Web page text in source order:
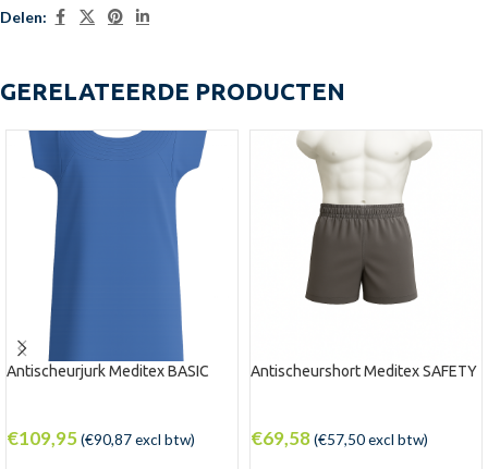
Delen:
GERELATEERDE PRODUCTEN
Antischeurjurk Meditex BASIC
€109,95(€90,87excl btw)
Antischeurshort Meditex SAFETY
€69,58(€57,50excl btw)